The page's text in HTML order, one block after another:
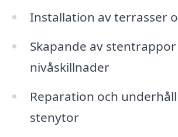
Installation av terrasser
Skapande av
nivåskillnader
Reparation och
stenytor